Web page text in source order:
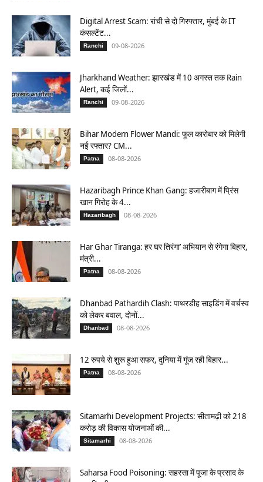
Digital Arrest Scam: रांची से दो गिरफ्तार, मुंबई के IT
कंसल्टेंट...
Ranchi 09-08-2026
Jharkhand Weather: झारखंड में 10 अगस्त तक Rain
Alert, कई जिलों...
Ranchi 09-08-2026
Bihar Modern Flower Mandi: फूल कारोबार को मिलेगी
नई रफ्तार? CM...
Patna 08-08-2026
Hazaribagh Prince Khan Gang: हजारीबाग में प्रिंस
खान गिरोह के 4...
Hazaribagh 08-08-2026
Har Ghar Tiranga: हर घर तिरंगा’ अभियान से रंगेगा बिहार,
मंत्री...
Patna 08-08-2026
Dhanbad Pathardih Clash: पाथरडीह साइडिंग में वर्चस्व
को लेकर बवाल, दोनों...
Dhanbad 08-08-2026
12 रुपये से शुरू हुआ सफर, दुनिया में गूंज रही बिहार...
Patna 08-08-2026
Sitamarhi Development Projects: सीतामढ़ी को 218
करोड़ की विकास योजनाओं की...
Sitamarhi 08-08-2026
Saharsa Food Poisoning: सहरसा में पूजा के प्रसाद के